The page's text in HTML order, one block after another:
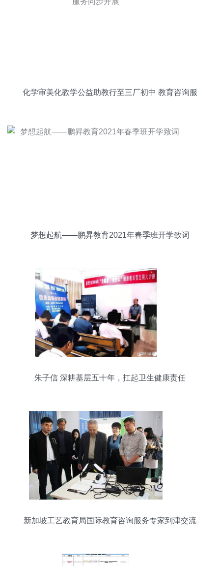
化学审美化教学公益助教行至三厂初中 教育咨询服
梦想起航——鹏昇教育2021年春季班开学致词
朱子信 深耕基层五十年，扛起卫生健康责任
新加坡工艺教育局国际教育咨询服务专家到津交流